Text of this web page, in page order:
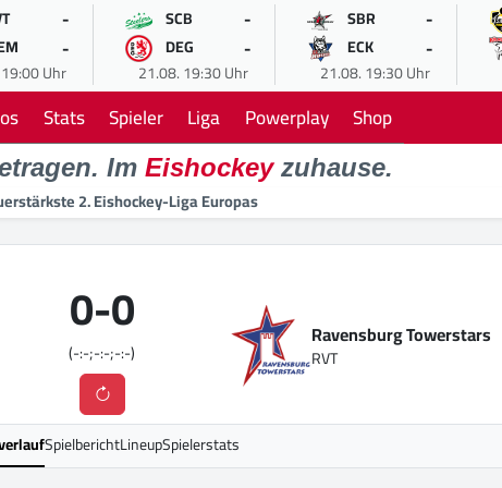
-
-
Uhr
SCB -
DEG -
21.08. 19:30 Uhr
SBR -
ECK -
21.08. 19:30 Uhr
Stats Spieler Liga Powerplay Shop
Im Eishockeyzuhause.
2. Eishockey-Liga Europas
0-0
(-:-;-:-;-:-)
Ravensburg Towerstars
RVT
SpielberichtLineupSpielerstats